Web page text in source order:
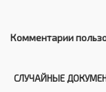
Комментарии
СЛУЧАЙНЫЕ